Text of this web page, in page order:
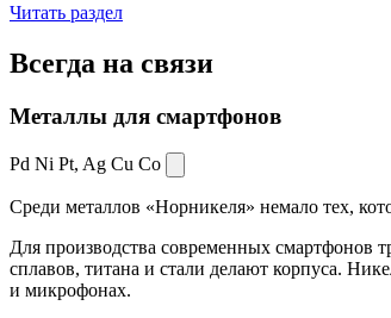
Читать раздел
Всегда на связи
Металлы для смартфонов
Pd Ni Pt, Ag Cu Co
Среди металлов «Норникеля» немало тех,
Для производства современных смартфонов
сплавов, титана и стали делают корпуса.
и микрофонах.